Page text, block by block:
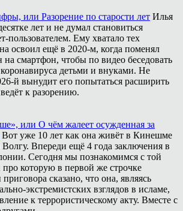
или Разорение по старости лет Илья
лет и не думал становиться
пользователем. Ему хватало тех
освоил ещё в 2020-м, когда поменял
смартфон, чтобы по видео беседовать
детьми и внуками. Не
й вынудит его попытаться расширить
к разорению.
или О чём жалеет осужденная за
Вот уже 10 лет как она живёт в Кинешме
Впереди ещё 4 года заключения в
Сегодня мы познакомимся с той
которую в первой же строчке
сказано, что она, являясь
экстремистских взглядов в исламе,
к террористическому акту. Вместе с